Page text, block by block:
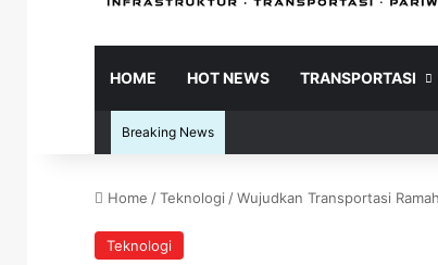
HOME HOT NEWS TRANSPORTASI
Breaking News
Home /Teknologi /Wujudkan Transportasi
Teknologi